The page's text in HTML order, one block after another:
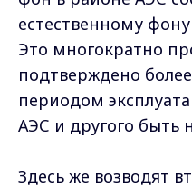
естественному
Это многократно
подтверждено
периодом
АЭС и другого быть
Здесь же возводят